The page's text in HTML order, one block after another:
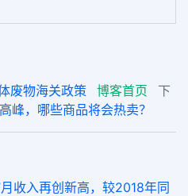
废物海关政策 博客首页
下
峰，哪些商品将会热卖？
收入再创新高，较2018年同